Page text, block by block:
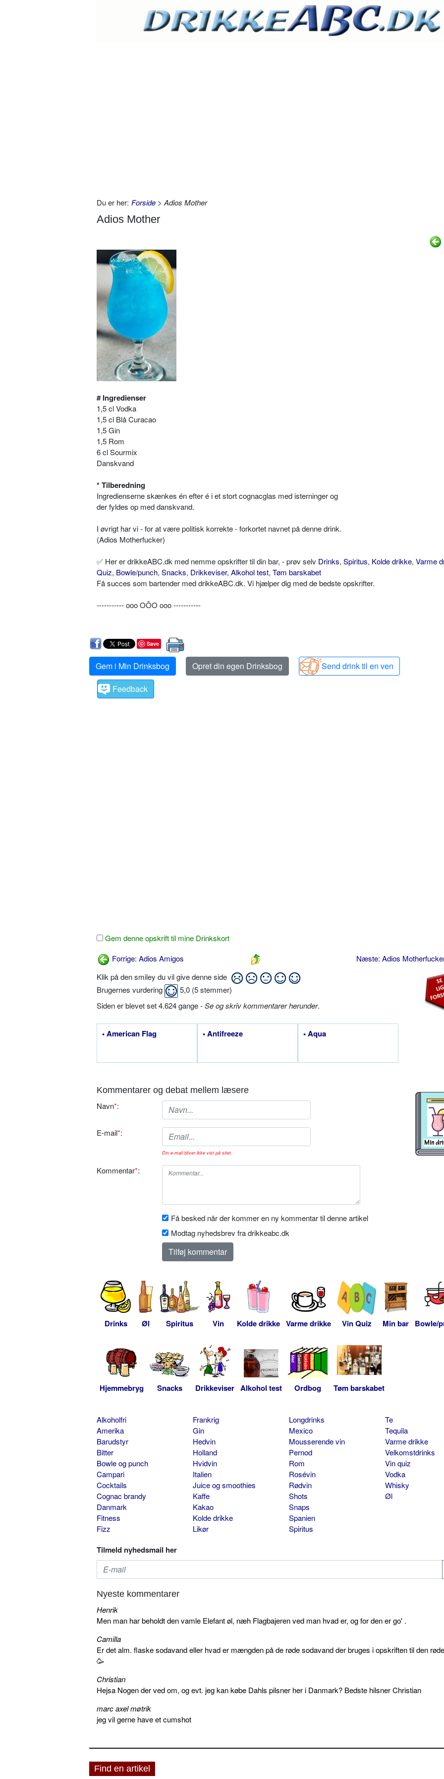
Du er her: Forside > Adios Mother
Adios Mother
# Ingredienser
1,5 cl Vodka
1,5 cl Blå Curacao
1,5 Gin
1,5 Rom
6 cl Sourmix
Danskvand
* Tilberedning
Ingredienserne skænkes én efter é i et stort cognacglas med isterninger og
der fyldes op med danskvand.
I øvrigt har vi - for at være politisk korrekte - forkortet navnet på denne drink.
(Adios Motherfucker)
✅ Her er drikkeABC.dk med nemme opskrifter til din bar, - prøv selv Drinks, Spiritus, Kolde drikke, Varme
Quiz, Bowle/punch, Snacks, Drikkeviser, Alkohol test, Tøm barskabet
Få succes som bartender med drikkeABC.dk. Vi hjælper dig med de bedste opskrifter.
----------- ooo OÔO ooo -----------
Save
Gem i Min Drinksbog Opret din egen Drinksbog
Send drink til en ven
Feedback
Gem denne opskrift til mine Drinkskort
Forrige: Adios Amigos
Næste: Adios
Klik på den smiley du vil give denne side
Brugernes vurdering
5,0 (5stemmer)
Siden er blevet set 4.624 gange -Se og skriv kommentarer herunder.
• American Flag • Antifreeze • Aqua
Kommentarer og debat mellem læsere
Navn*:
E-mail*:
Din e-mail bliver ikke vist på sitet.
Kommentar*:
Få besked når der kommer en ny kommentar til denne artikel
Modtag nyhedsbrev fra drikkeabc.dk
Drinks Øl Spiritus Vin Kolde drikke Varme drikke Vin Quiz Min bar Bowle/
Hjemmebryg Snacks Drikkeviser Alkohol test Ordbog Tøm barskabet
Alkoholfri
Amerika
Barudstyr
Bitter
Bowle og punch
Campari
Cocktails
Cognac brandy
Danmark
Fitness
Fizz
Frankrig
Gin
Hedvin
Holland
Hvidvin
Italien
Juice og smoothies
Kaffe
Kakao
Kolde drikke
Likør
Longdrinks
Mexico
Mousserende vin
Pernod
Rom
Rosévin
Rødvin
Shots
Snaps
Spanien
Spiritus
Te
Tequila
Varme drikke
Velkomstdrinks
Vin quiz
Vodka
Whisky
Øl
Tilmeld nyhedsmail her
Nyeste kommentarer
Henrik
Men man har beholdt den vamle Elefant øl, næh Flagbajeren ved man hvad er, og for den er go' .
Camilla
Er det alm. flaske sodavand eller hvad er mængden på de røde sodavand der bruges i opskriften til den
🥳
Christian
Hejsa Nogen der ved om, og evt. jeg kan købe Dahls pilsner her i Danmark? Bedste hilsner Christian
marc axel møtrik
jeg vil gerne have et cumshot
Find en artikel